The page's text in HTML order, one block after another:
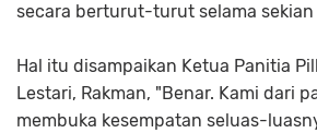
secara berturut-turut selama
Hal itu disampaikan Ketua Panitia
Lestari, Rakman, "Benar. Kami dari
membuka kesempatan seluas-